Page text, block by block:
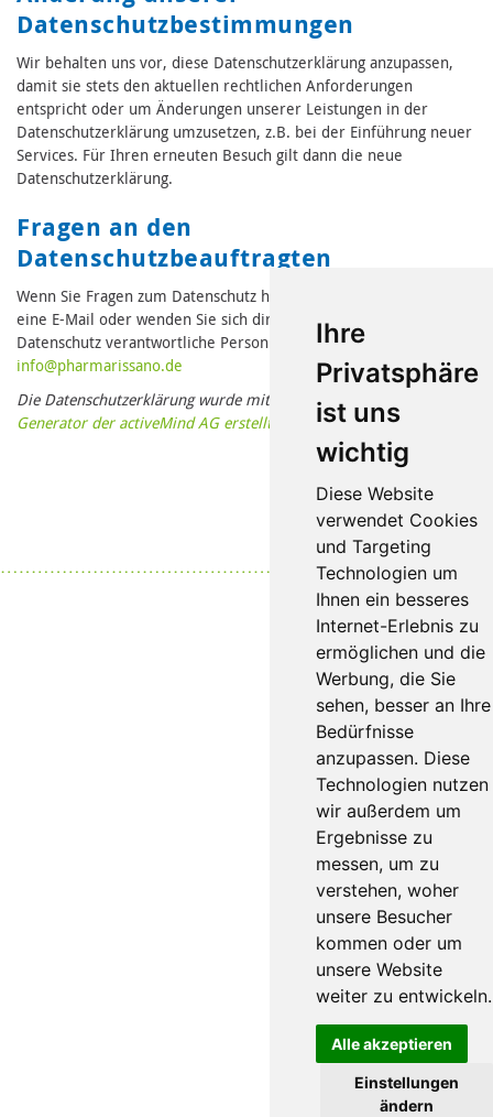
Ihre
Privatsphäre
ist uns
wichtig
Diese Website
verwendet Cookies
und Targeting
Technologien um
Ihnen ein besseres
Internet-Erlebnis zu
ermöglichen und die
Werbung, die Sie
sehen, besser an Ihre
Bedürfnisse
anzupassen. Diese
Technologien nutzen
wir außerdem um
Ergebnisse zu
messen, um zu
verstehen, woher
unsere Besucher
kommen oder um
unsere Website
weiter zu entwickeln.
Alle akzeptieren
Einstellungen
ändern
Datenschutzbestimmungen
Wir behalten uns vor, diese Datenschutzerklärung anzupassen,
damit sie stets den aktuellen rechtlichen Anforderungen
entspricht oder um Änderungen unserer Leistungen in der
Datenschutzerklärung umzusetzen, z.B. bei der Einführung neuer
Services. Für Ihren erneuten Besuch gilt dann die neue
Datenschutzerklärung.
Fragen an den
Datenschutzbeauftragten
Wenn Sie Fragen zum Datenschutz haben, schreiben Sie uns bitte
eine E-Mail oder wenden Sie sich direkt an die für den
Datenschutz verantwortliche Person in unserer Organisation:
info@pharmarissano.de
Die Datenschutzerklärung wurde mit dem
Datenschutzerklärungs-
Generator der activeMind AG erstellt
Datenschutz |Impressum